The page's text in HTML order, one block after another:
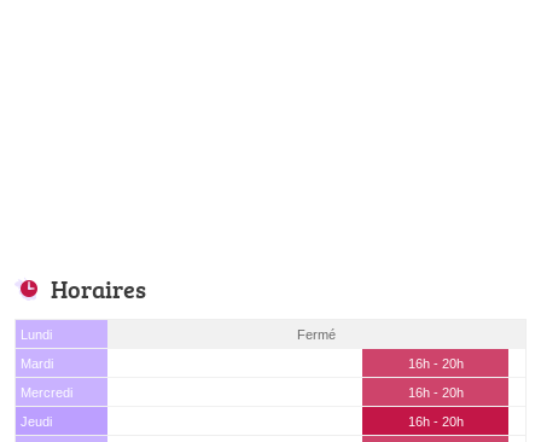
Horaires
Lundi
Fermé
Mardi
16h - 20h
Mercredi
16h - 20h
Jeudi
16h - 20h